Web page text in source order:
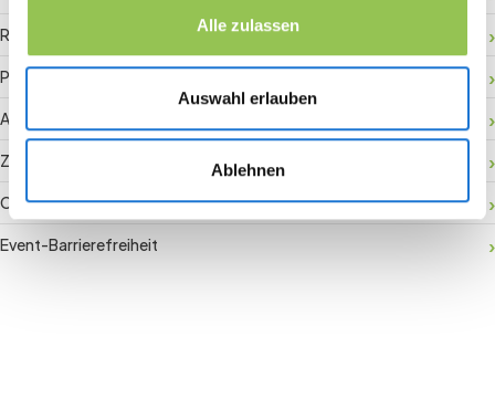
Alle zulassen
Auswahl erlauben
Ablehnen
RFID-Badge
Payment Gateway
Aktivierung vor Ort
Zuschauerbindung
Conversion Rate
Event-Barrierefreiheit